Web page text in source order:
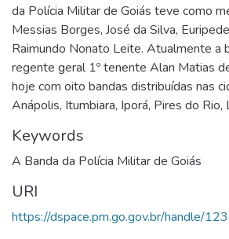
da Polícia Militar de Goiás teve como
Messias Borges, José da Silva,
Raimundo Nonato Leite. Atualmente a
regente geral 1º tenente Alan Matias
hoje com oito bandas distribuídas nas
Anápolis, Itumbiara, Iporá, Pires do Rio,
Keywords
A Banda da Polícia Militar de Goiás
URI
https://dspace.pm.go.gov.br/handle/